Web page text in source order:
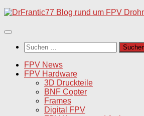
Unter
Inhalt
Suchen
nach:
FPV News
FPV Hardware
3D Druckteile
BNF Copter
Frames
Digital FPV